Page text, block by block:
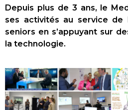
Depuis plus de 3 ans, le
ses activités au service
seniors en s’appuyant sur
la technologie.